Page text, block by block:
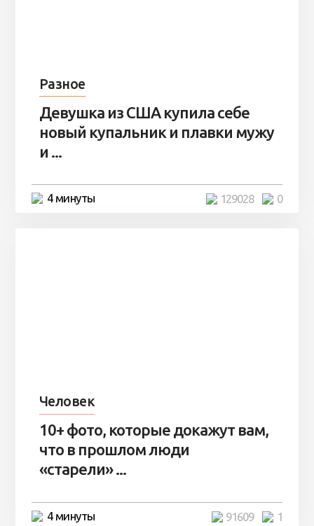
Разное
Девушка из США купила себе
новый купальник и плавки мужу
и ...
4 минуты 0
129028
Человек
10+ фото, которые докажут вам,
что в прошлом люди
«старели» ...
4 минуты 1
91609